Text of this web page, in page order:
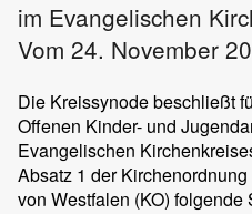
im Evangelischen
Vom 24. November
Die Kreissynode beschließt
Offenen Kinder- und
Evangelischen
Absatz 1 der
von Westfalen (KO) folgende